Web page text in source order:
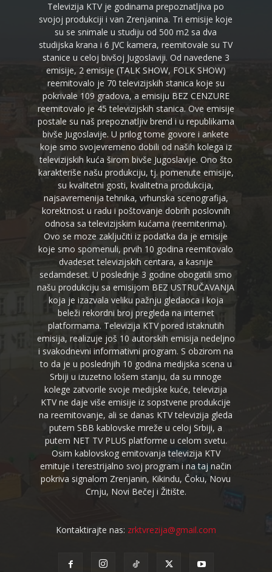
Televizija KTV je godinama prepoznatljiva po
svojoj produkciji i van Zrenjanina. Tri emisije koje
su se snimale u studiju od 500 m2 sa dva
studijska krana i 6 JVC kamera, reemitovale su TV
stanice u celoj bivšoj Jugoslaviji. Od navedene 3
emisije, 2 emisije (TALK SHOW, FOLK SHOW)
reemitovalo je 70 televizijskih stanica koje su
pokrivale 109 gradova, a emisiju BEZ CENZURE
reemitovalo je 45 televizijskih stanica. Ove emisije
postale su naš prepoznatljiv brend i u republikama
bivše Jugoslavije. U prilog tome govore i ankete
koje smo svojevremeno dobili od naših kolega iz
televizijskih kuća širom bivše Jugoslavije. Ono što
karakteriše našu produkciju, tj. pomenute emisije,
su kvalitetni gosti, kvalitetna produkcija,
najsavremenija tehnika, vrhunska scenografija,
korektnost u radu i poštovanje dobrih poslovnih
odnosa sa televizijskim kućama (reemiterima).
Ovo se moze zaključiti iz podatka da je emisije
koje smo spomenuli, prvih 10 godina reemitovalo
dvadeset televizijskih centara, a kasnije
sedamdeset. U poslednje 3 godine obogatili smo
našu produkciju sa emisijom BEZ USTRUČAVANJA
koja je izazvala veliku pažnju gledaoca i koja
beleži rekordni broj pregleda na internet
platformama. Televizija KTV pored istaknutih
emisija, realizuje još 10 autorskih emisija nedeljno
i svakodnevni informativni program. S obzirom na
to da je u poslednjih 10 godina medijska scena u
Srbiji u izuzetno lošem stanju, da su mnoge
kolege zatvorile svoje medijske kuće, televizija
KTV ne daje više emisije iz sopstvene produkcije
na reemitovanje, ali se danas KTV televizija gleda
putem SBB kablovske mreže u celoj Srbiji, a
putem NET TV PLUS platforme u celom svetu.
Osim kablovskog emitovanja televizija KTV
emituje i terestrijalno svoj program i na taj način
pokriva signalom Zrenjanin, Kikindu, Čoku, Novu
Crnju, Novi Bečej i Žitište.
Kontaktirajte nas: zrktvrezija@gmail.com